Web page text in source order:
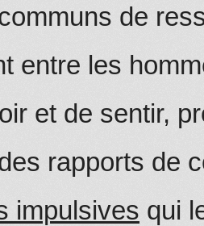
de
entre les
et de sentir,
rapports de
impulsives qui